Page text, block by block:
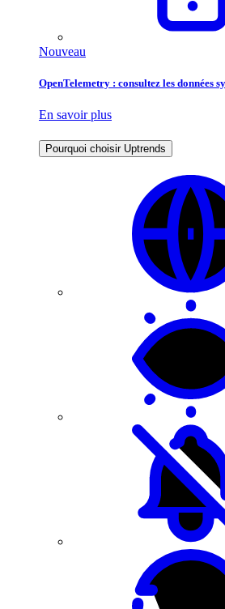
Nouveau
OpenTelemetry : consultez les données
En savoir plus
Pourquoi choisir Uptrends